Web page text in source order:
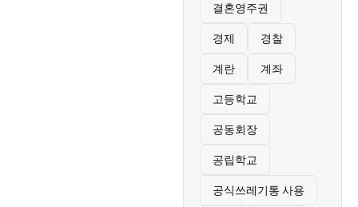
결혼영주권
경제 경찰
계란 계좌
고등학교
공동회장
공립학교
공식쓰레기통 사용